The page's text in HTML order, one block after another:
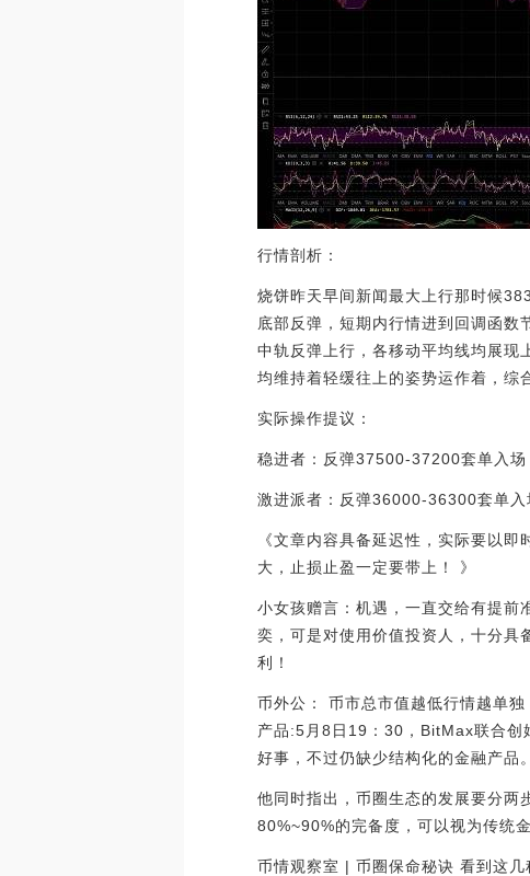
行情剖析：
烧饼昨天早间新闻最大上行那时候
底部反弹，短期内行情进到回调函
中轨反弹上行，各移动平均线均展
均维持着轻缓往上的姿势运作着，综
实际操作提议：
稳进者：反弹37500-37200套单入
激进派者：反弹36000-36300套单
《文章内容具备延迟性，实际要以
大，止损止盈一
小女孩赠言：机遇，一直交给有提前
奕，可是对使用价值投资人，十分具
利！
币外公： 币市总市值越低行情越单
产品:5月8日19：30，BitMax联合创
好事，不过仍缺少结构化的金融产品
他同时指出，币圈生态的发展要分两
80%~90%的完备度，可以视为传统
币情观察室 | 币圈保命秘诀 看到这